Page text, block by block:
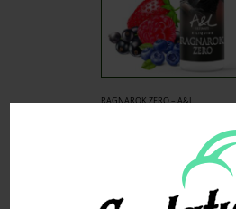
RAGNAROK ZERO – A&L
Souhaits